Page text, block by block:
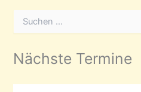
e
n
Nächste Termine